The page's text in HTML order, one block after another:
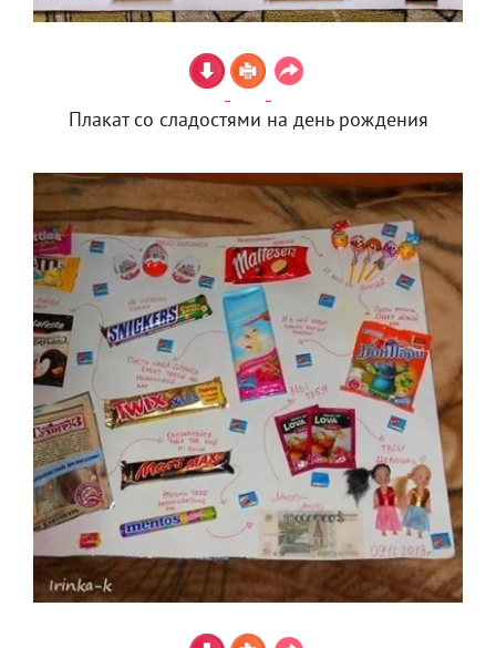
Плакат со сладостями на день рождения